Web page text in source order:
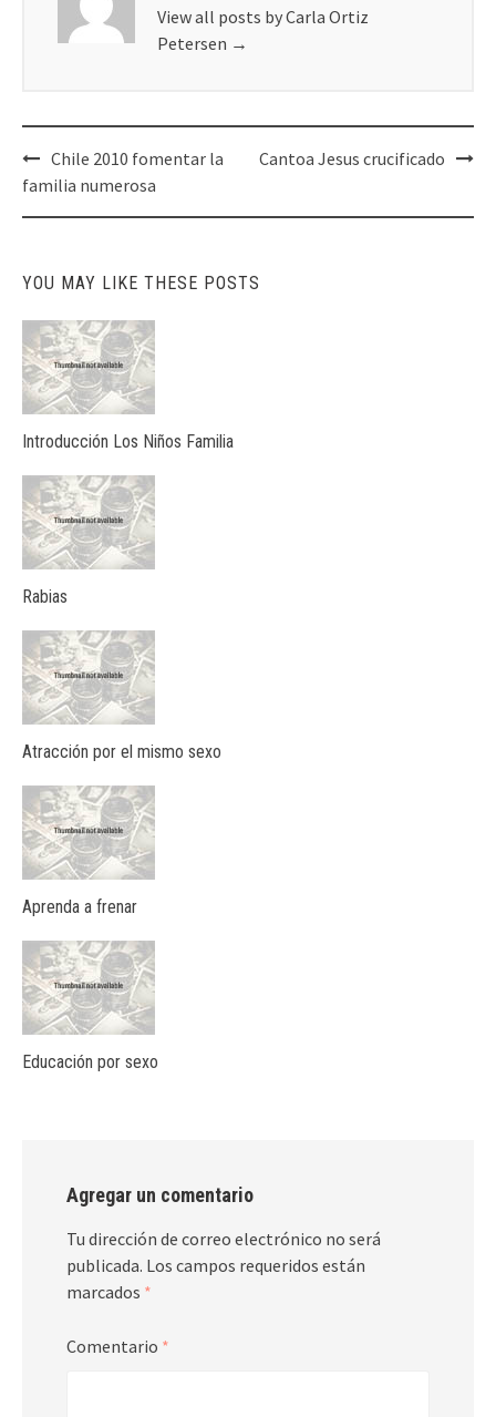
View all posts by Carla Ortiz
Petersen →
Post
navigation
Chile 2010 fomentar la
familia numerosa
Cantoa Jesus crucificado
YOU MAY LIKE THESE POSTS
Introducción Los Niños Familia
Rabias
Atracción por el mismo sexo
Aprenda a frenar
Educación por sexo
Agregar un comentario
Tu dirección de correo electrónico no será
publicada. Los campos requeridos están
marcados *
Comentario *